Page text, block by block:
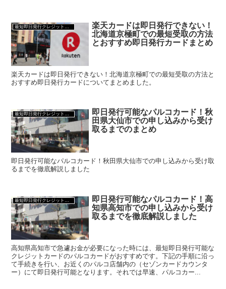
最短即日発行クレジットカード
楽天カードは即日発行できない！
北海道京極町での最短受取の方法
とおすすめ即日発行カードまとめ
楽天カードは即日発行できない！北海道京極町での最短受取の方法と
おすすめ即日発行カードについてまとめました。
即日発行可能なパルコカード！秋
田県大仙市での申し込みから受け
取るまでのまとめ
即日発行可能なパルコカード！秋田県大仙市での申し込みから受け取
るまでを徹底解説しました
最短即日発行クレジットカード
即日発行可能なパルコカード！高
知県高知市での申し込みから受け
取るまでを徹底解説しました
高知県高知市で急遽お金が必要になった時には、最短即日発行可能な
クレジットカードのパルコカードがおすすめです。下記の手順に沿っ
て手続きを行い、お近くのパルコ店舗内の（セゾンカードカウンタ
ー）にて即日発行可能となります。それでは早速、パルコカー...